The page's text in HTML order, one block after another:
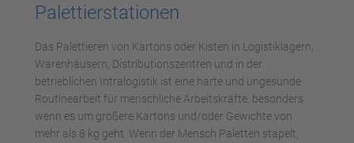
Palettierstationen
Das Palettieren von Kartons oder Kisten in Logistiklagern,
Warenhäusern, Distributionszentren und in der
betrieblichen Intralogistik ist eine harte und ungesunde
Routinearbeit für menschliche Arbeitskräfte, besonders
wenn es um größere Kartons und/oder Gewichte von
mehr als 8 kg geht. Wenn der Mensch Paletten stapelt,